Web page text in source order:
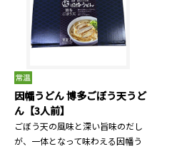
因幡うどん 博多ごぼう天うど
ん【3人前】
ごぼう天の風味と深い旨味のだし
が、一体となって味わえる因幡う